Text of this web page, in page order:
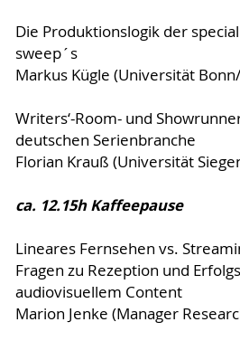
Die Produktionslogik der
sweep´s
Markus Kügle (Universität
Writers‘-Room- und
deutschen Serienbranche
Florian Krauß (Universität
ca. 12.15h Kaffeepause
Lineares Fernsehen vs.
Fragen zu Rezeption und
audiovisuellem Content
Marion Jenke (Manager